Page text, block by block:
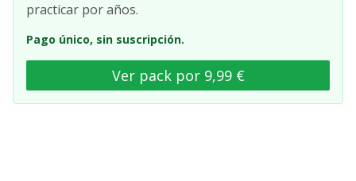
practicar por años.
Pago único, sin suscripción.
Ver pack por 9,99 €